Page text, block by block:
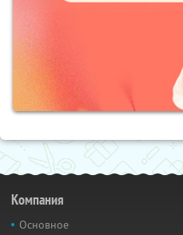
Компания
Основное